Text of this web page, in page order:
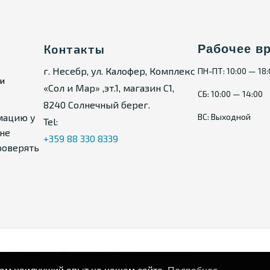
площади,
комфорта. 105 кв.м, 4 этаж,
апартамент выгодным
моря в Святом Власе.
у
Контакты
г. Несебр, ул. Калофер, Комплекс
«Сол и Мар» ,эт.1, магазин С1,
8240 Солнечный берег.
Tel:
+359 88 330 8339
Рабочее
ПН-ПТ: 10:00 —
СБ: 10:00 — 14:00
ВС: Выходной
Карта сайтаПолитика конфиденциальности